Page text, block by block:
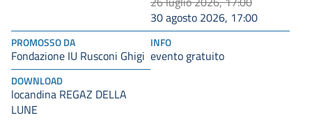
30 agosto 2026, 17:00
PROMOSSO DA
Fondazione IU Rusconi Ghigi
INFO
evento gratuito
DOWNLOAD
locandina REGAZ DELLA
LUNE